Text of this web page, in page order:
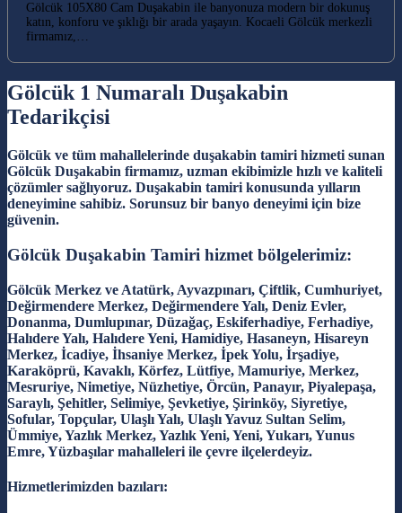
Gölcük 105X80 Cam Duşakabin ile banyonuza modern bir dokunuş
katın, konforu ve şıklığı bir arada yaşayın. Kocaeli Gölcük merkezli
firmamız,…
Gölcük 1 Numaralı Duşakabin
Tedarikçisi
Gölcük ve tüm mahallelerinde duşakabin tamiri hizmeti sunan
Gölcük Duşakabin firmamız, uzman ekibimizle hızlı ve kaliteli
çözümler sağlıyoruz. Duşakabin tamiri konusunda yılların
deneyimine sahibiz. Sorunsuz bir banyo deneyimi için bize
güvenin.
Gölcük Duşakabin Tamiri hizmet bölgelerimiz:
Gölcük Merkez ve Atatürk, Ayvazpınarı, Çiftlik, Cumhuriyet,
Değirmendere Merkez, Değirmendere Yalı, Deniz Evler,
Donanma, Dumlupınar, Düzağaç, Eskiferhadiye, Ferhadiye,
Halıdere Yalı, Halıdere Yeni, Hamidiye, Hasaneyn, Hisareyn
Merkez, İcadiye, İhsaniye Merkez, İpek Yolu, İrşadiye,
Karaköprü, Kavaklı, Körfez, Lütfiye, Mamuriye, Merkez,
Mesruriye, Nimetiye, Nüzhetiye, Örcün, Panayır, Piyalepaşa,
Saraylı, Şehitler, Selimiye, Şevketiye, Şirinköy, Siyretiye,
Sofular, Topçular, Ulaşlı Yalı, Ulaşlı Yavuz Sultan Selim,
Ümmiye, Yazlık Merkez, Yazlık Yeni, Yeni, Yukarı, Yunus
Emre, Yüzbaşılar mahalleleri ile çevre ilçelerdeyiz.
Hizmetlerimizden bazıları: